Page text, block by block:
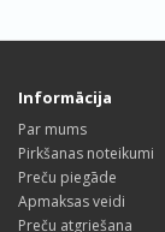
Informācija
Par mums
Pirkšanas noteikumi
Preču piegāde
Apmaksas veidi
Preču atgriešana